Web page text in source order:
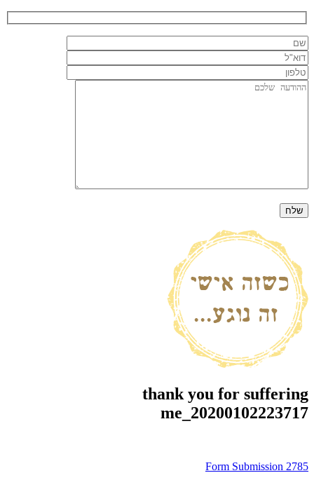
thank you for suffering
me_20200102223717
ניווט
Form Submission 2785